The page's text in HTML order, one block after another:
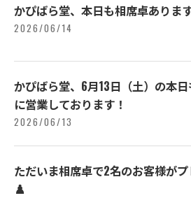
かぴばら堂、本日も相席卓ありま
2026/06/14
かぴばら堂、6月13日（土）の本
に営業しております！
2026/06/13
ただいま相席卓で2名のお客様が
♟️